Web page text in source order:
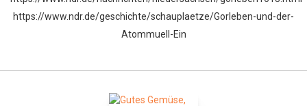
https://www.ndr.de/geschichte/schauplaetze/Gorleben-und-der-
Atommuell-Ein